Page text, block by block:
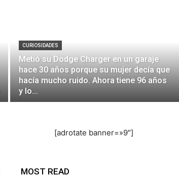
CURIOSIDADES
Metió su Dodge Charger en un garaje
hace 30 años porque su mujer decía que
hacía mucho ruido. Ahora tiene 96 años
y lo...
[adrotate banner=»9″]
MOST READ